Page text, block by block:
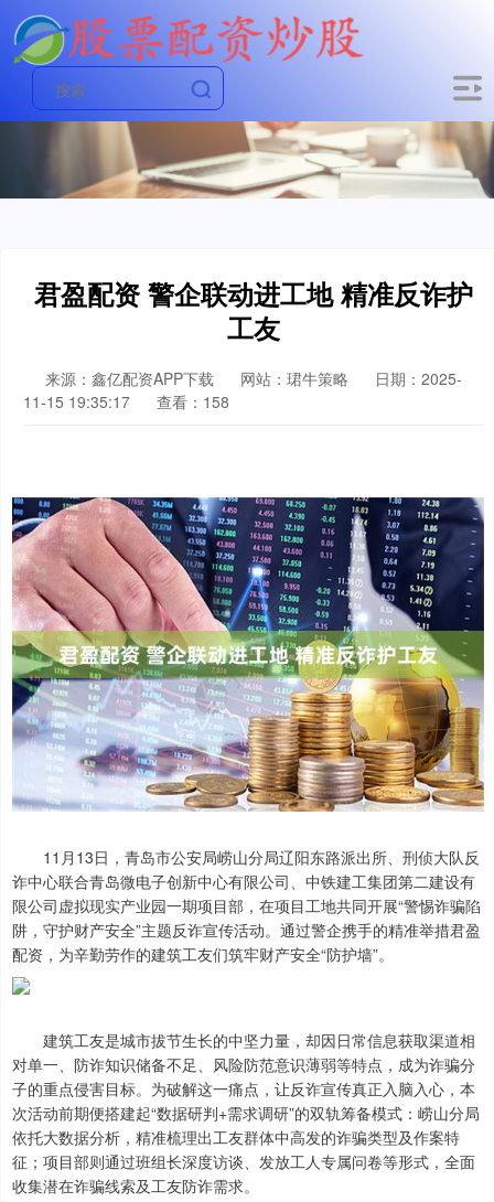
君盈配资 警企联动进工地 精准反诈护
工友
来源：鑫亿配资APP下载 网站：珺牛策略
日期：2025-
11-15 19:35:17
查看：158
11月13日，青岛市公安局崂山分局辽阳东路派出所、刑侦大队反
诈中心联合青岛微电子创新中心有限公司、中铁建工集团第二建设有
限公司虚拟现实产业园一期项目部，在项目工地共同开展“警惕诈骗陷
阱，守护财产安全”主题反诈宣传活动。通过警企携手的精准举措君盈
配资，为辛勤劳作的建筑工友们筑牢财产安全“防护墙”。
建筑工友是城市拔节生长的中坚力量，却因日常信息获取渠道相
对单一、防诈知识储备不足、风险防范意识薄弱等特点，成为诈骗分
子的重点侵害目标。为破解这一痛点，让反诈宣传真正入脑入心，本
次活动前期便搭建起“数据研判+需求调研”的双轨筹备模式：崂山分局
依托大数据分析，精准梳理出工友群体中高发的诈骗类型及作案特
征；项目部则通过班组长深度访谈、发放工人专属问卷等形式，全面
收集潜在诈骗线索及工友防诈需求。